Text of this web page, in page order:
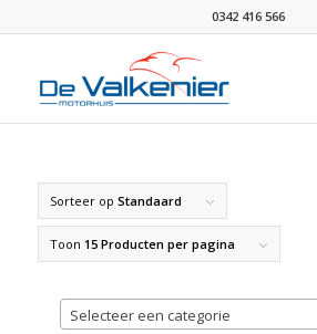
0342 416 566
Sorteer op Standaard
Toon 15 Producten per pagina
Selecteer een categorie